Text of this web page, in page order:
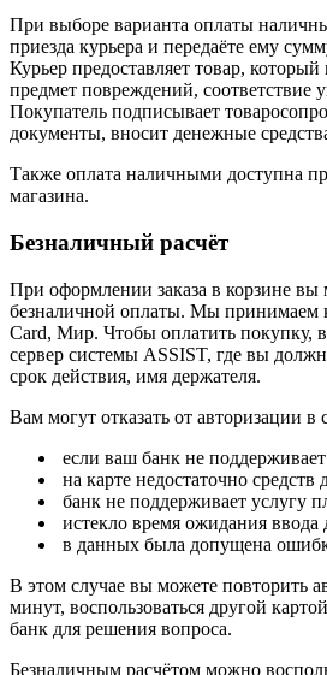
При выборе варианта оплаты
приезда курьера и передаёте ему
Курьер предоставляет товар,
предмет повреждений, соответствие
Покупатель подписывает
документы, вносит денежные
Также оплата наличными доступна
магазина.
Безналичный расчёт
При оформлении заказа в корзине вы
безналичной оплаты. Мы принимаем
Card, Мир. Чтобы оплатить покупку,
сервер системы ASSIST, где вы
срок действия, имя держателя.
Вам могут отказать от авторизации в
если ваш банк не
на карте недостаточно средств
банк не поддерживает услугу
истекло время ожидания ввода
в данных была допущена
В этом случае вы можете повторить
минут, воспользоваться другой
банк для решения вопроса.
Безналичным расчётом можно